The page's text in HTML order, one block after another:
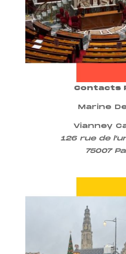
Contacts
Marine
Vianney
126 rue de
75007